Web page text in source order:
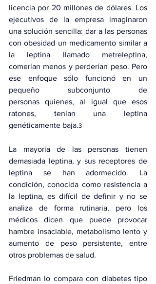
licencia por 20 millones de dólares. Los
ejecutivos de la empresa imaginaron
una solución sencilla: dar a las personas
con obesidad un medicamento similar a
la leptina llamado metreleptina,
comerían menos y perderían peso. Pero
ese enfoque sólo funcionó en un
pequeño subconjunto de
personas quienes, al igual que esos
ratones, tenían una leptina
genéticamente baja.3
La mayoría de las personas tienen
demasiada leptina, y sus receptores de
leptina se han adormecido. La
condición, conocida como resistencia a
la leptina, es difícil de definir y no se
analiza de forma rutinaria, pero los
médicos dicen que puede provocar
hambre insaciable, metabolismo lento y
aumento de peso persistente, entre
otros problemas de salud.
Friedman lo compara con diabetes tipo